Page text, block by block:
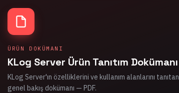
ÜRÜN DOKÜMANI
KLog Server Ürün Tanıtım Dokümanı
KLog Server'ın özelliklerini ve kullanım alanlarını tanıtan
genel bakış dokümanı — PDF.